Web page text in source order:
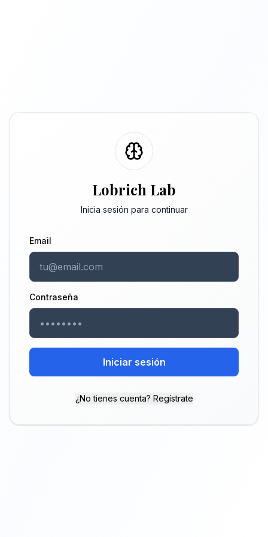
Lobrich Lab
Inicia sesión para continuar
Email
Contraseña
Iniciar sesión
¿No tienes cuenta? Regístrate